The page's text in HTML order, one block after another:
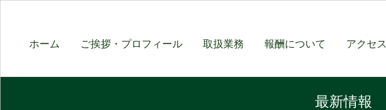
ホーム ご挨拶・プロフィール 取扱業務 報酬について アクセス
最新情報